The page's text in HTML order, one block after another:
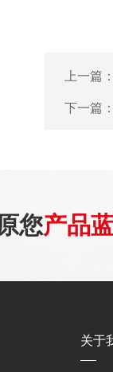
上一篇
下一篇
您产品
关于